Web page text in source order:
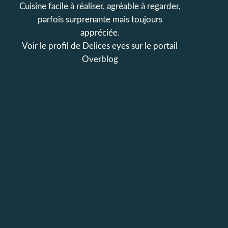
Cuisine facile à réaliser, agréable à regarder,
parfois surprenante mais toujours
appréciée.
Voir le profil de Delices eyes sur le portail
Overblog